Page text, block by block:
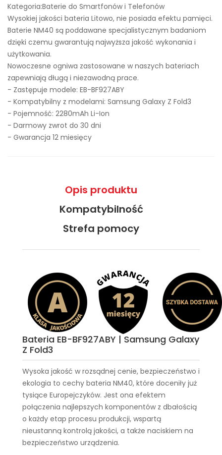
Kategoria:Baterie do Smartfonów i Telefonów
Wysokiej jakości bateria Litowo, nie posiada efektu pamięci.
Baterie NM40 są poddawane specjalistycznym badaniom
dzięki czemu gwarantują najwyższa jakość wykonania i
użytkowania.
Nowoczesne ogniwa zastosowane w naszych bateriach
zapewniają długą i niezawodną prace.
- Zastępuje modele: EB-BF927ABY
- Kompatybilny z modelami: Samsung Galaxy Z Fold3
- Pojemność: 2280mAh Li-Ion
- Darmowy zwrot do 30 dni
- Gwarancja 12 miesięcy
Opis produktu
Kompatybilność
Strefa pomocy
Bateria EB-BF927ABY | Samsung Galaxy
Z Fold3
Wysoka jakość w rozsądnej cenie, bezpieczeństwo i
ekologia to cechy bateria NM40, które doceniły już
tysiące Europejczyków. Jest ona efektem
połączenia najlepszych komponentów z dbałością
o każdy etap procesu produkcji, wspartą
nieustanną kontrolą jakości, a także naciskiem na
bezpieczeństwo urządzenia.